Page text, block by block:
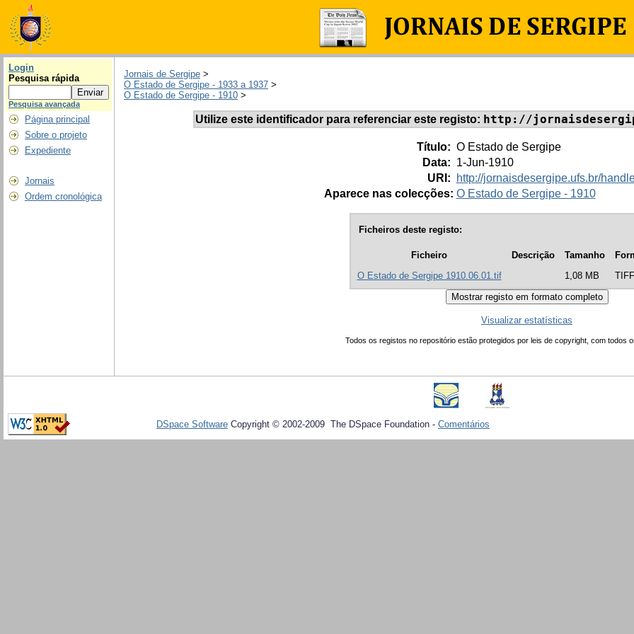
Login
Pesquisa rápida
Pesquisa avançada
Página principal
Sobre o projeto
Expediente
Jornais
Ordem cronológica
Jornais de Sergipe >
O Estado de Sergipe - 1933 a 1937 >
O Estado de Sergipe - 1910 >
Utilize este identificador para referenciar este registo: http://
Título: O Estado de Sergipe
Data: 1-Jun-1910
URI:
http://jornaisdesergipe.ufs.br/
Aparece nas colecções: O Estado de Sergipe - 1910
Ficheiros deste registo:
Ficheiro Descrição Tamanho
O Estado de Sergipe 1910.06.01.tif
1,08 MB TIFF
Visualizar estatísticas
Todos os registos no repositório estão protegidos por leis de copyright, com todos
DSpace Software Copyright © 2002-2009 The DSpace Foundation - Comentários